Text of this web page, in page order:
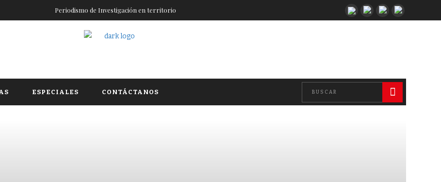
Periodismo de Investigación en territorio
ESPECIALES CONTÁCTANOS